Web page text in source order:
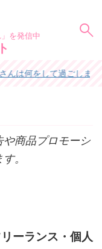
を発信中
をして過ごしますか？＊
や商品プロモーシ
。
ーランス・個人